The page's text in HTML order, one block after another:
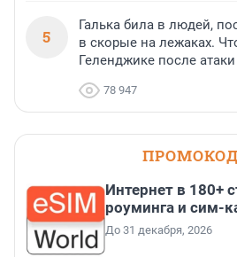
5
Галька била в людей,
в скорые на лежаках.
Геленджике после
78 947
Интернет в 180+
роуминга и сим-
До 31 декабря, 2026